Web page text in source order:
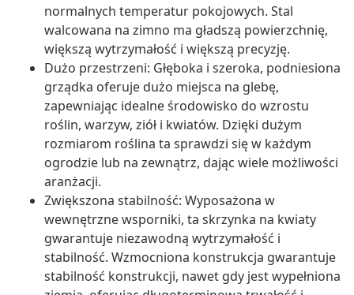
normalnych temperatur pokojowych. Stal
walcowana na zimno ma gładszą powierzchnię,
większą wytrzymałość i większą precyzję.
Dużo przestrzeni: Głęboka i szeroka, podniesiona
grządka oferuje dużo miejsca na glebę,
zapewniając idealne środowisko do wzrostu
roślin, warzyw, ziół i kwiatów. Dzięki dużym
rozmiarom roślina ta sprawdzi się w każdym
ogrodzie lub na zewnątrz, dając wiele możliwości
aranżacji.
Zwiększona stabilność: Wyposażona w
wewnętrzne wsporniki, ta skrzynka na kwiaty
gwarantuje niezawodną wytrzymałość i
stabilność. Wzmocniona konstrukcja gwarantuje
stabilność konstrukcji, nawet gdy jest wypełniona